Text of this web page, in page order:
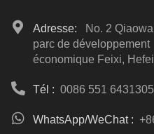
Adresse:
No. 2
parc de développement
économique Feixi,
Tél : 0086 551
WhatsApp/WeChat :